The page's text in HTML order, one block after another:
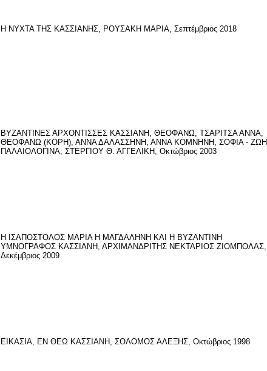
Η ΝΥΧΤΑ ΤΗΣ ΚΑΣΣΙΑΝΗΣ, ΡΟΥΣΑΚΗ ΜΑΡΙΑ, Σεπτέμβριος 2018
ΒΥΖΑΝΤΙΝΕΣ ΑΡΧΟΝΤΙΣΣΕΣ ΚΑΣΣΙΑΝΗ, ΘΕΟΦΑΝΩ, ΤΣΑΡΙΤΣΑ ΑΝΝΑ,
ΘΕΟΦΑΝΩ (ΚΟΡΗ), ΑΝΝΑ ΔΑΛΑΣΣΗΝΗ, ΑΝΝΑ ΚΟΜΝΗΝΗ, ΣΟΦΙΑ - ΖΩΗ
ΠΑΛΑΙΟΛΟΓΙΝΑ, ΣΤΕΡΓΙΟΥ Θ. ΑΓΓΕΛΙΚΗ, Οκτώβριος 2003
Η ΙΣΑΠΟΣΤΟΛΟΣ ΜΑΡΙΑ Η ΜΑΓΔΑΛΗΝΗ ΚΑΙ Η ΒΥΖΑΝΤΙΝΗ
ΥΜΝΟΓΡΑΦΟΣ ΚΑΣΣΙΑΝΗ, ΑΡΧΙΜΑΝΔΡΙΤΗΣ ΝΕΚΤΑΡΙΟΣ ΖΙΟΜΠΟΛΑΣ,
Δεκέμβριος 2009
ΕΙΚΑΣΙΑ, ΕΝ ΘΕΩ ΚΑΣΣΙΑΝΗ, ΣΟΛΟΜΟΣ ΑΛΕΞΗΣ, Οκτώβριος 1998